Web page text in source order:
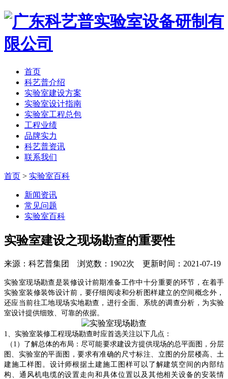
首页
科艺普介绍
实验室建设方案
实验室设计指南
实验室工程总包
工程业绩
品牌实力
科艺普资讯
联系我们
首页 > 实验室百科
新闻资讯
常见问题
实验室百科
实验室建设之现场勘查的重要性
来源：科艺普集团 浏览数：1902次 更新时间：2021-07-19
实验室现场勘查是装修设计前期准备工作中十分重要的环节，在着手
实验室装修装饰设计前，要仔细阅读和分析图样建立的空间概念外，
还应当前往工地现场实地勘查，进行全面、系统的调查分析，为实验
室设计提供细致、可靠的依据。
1
、实验室装修工程现场勘查时应首选关注以下几点：
（ 1 ）了解总体的布局：尽可能要求建设方提供现场的总平面图，分层
图、实验室的平面图，要求有准确的尺寸标注、立图的分层楼高、土
建施工样图。设计师根据土建施工图样可以了解建筑空间的内部结
构、通风机电缆的设置走向和具体位置以及其他相关设备的安装情